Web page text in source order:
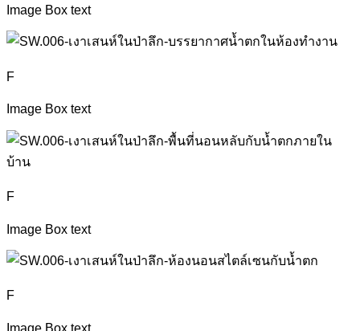
Image Box text
F
Image Box text
F
Image Box text
F
Image Box text